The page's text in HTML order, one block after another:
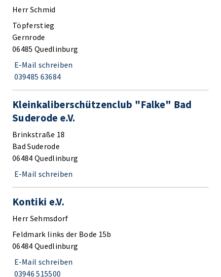
Herr Schmid
Töpferstieg
Gernrode
06485 Quedlinburg
E-Mail schreiben
039485 63684
Kleinkaliberschützenclub "Falke" Bad
Suderode e.V.
Brinkstraße 18
Bad Suderode
06484 Quedlinburg
E-Mail schreiben
Kontiki e.V.
Herr Sehmsdorf
Feldmark links der Bode 15b
06484 Quedlinburg
E-Mail schreiben
03946 515500